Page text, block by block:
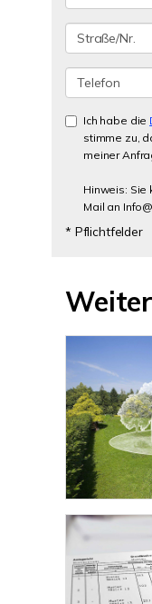
Ich habe die
stimme zu,
meiner
Hinweis: Sie
Mail an
* Pflichtfelder